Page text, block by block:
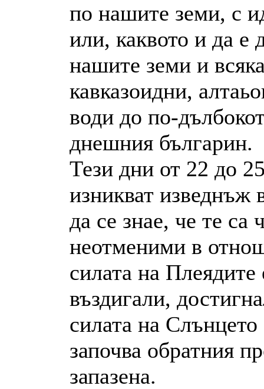
по нашите земи, с
или, каквото и да е
нашите земи и
кавказоидни,
води до по-
днешния българин.
Тези дни от 22 до
изникват изведнъж
да се знае, че те са
неотменими в
силата на Плеядите
въздигали,
силата на
започва обратния
запазена.